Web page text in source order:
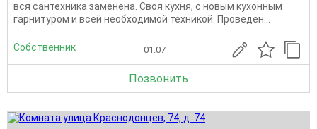
вся сантехника заменена. Своя кухня, с новым кухонным
гарнитуром и всей необходимой техникой. Проведен...
Собственник 01.07
Позвонить